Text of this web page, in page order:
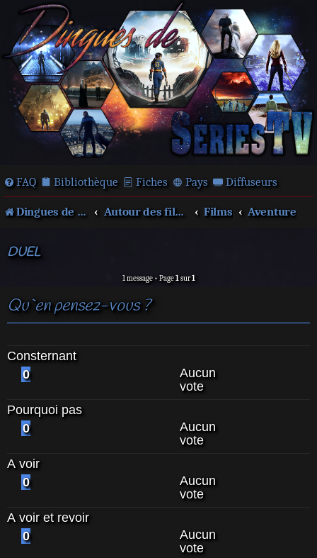
FAQ Bibliothèque Fiches Pays Diffuseurs
Dingues de séries télé ! Autour des films et séries Films Aventure
DUEL
1 message • Page1sur1
Qu`en pensez-vous ?
Consternant
0
Aucun
vote
Pourquoi pas
0
Aucun
vote
A voir
0
Aucun
vote
A voir et revoir
0
Aucun
vote